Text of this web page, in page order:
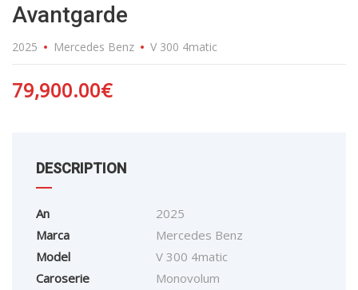
Avantgarde
2025 Mercedes Benz V 300 4matic
79,900.00€
DESCRIPTION
An
2025
Marca
Mercedes Benz
Model
V 300 4matic
Caroserie
Monovolum